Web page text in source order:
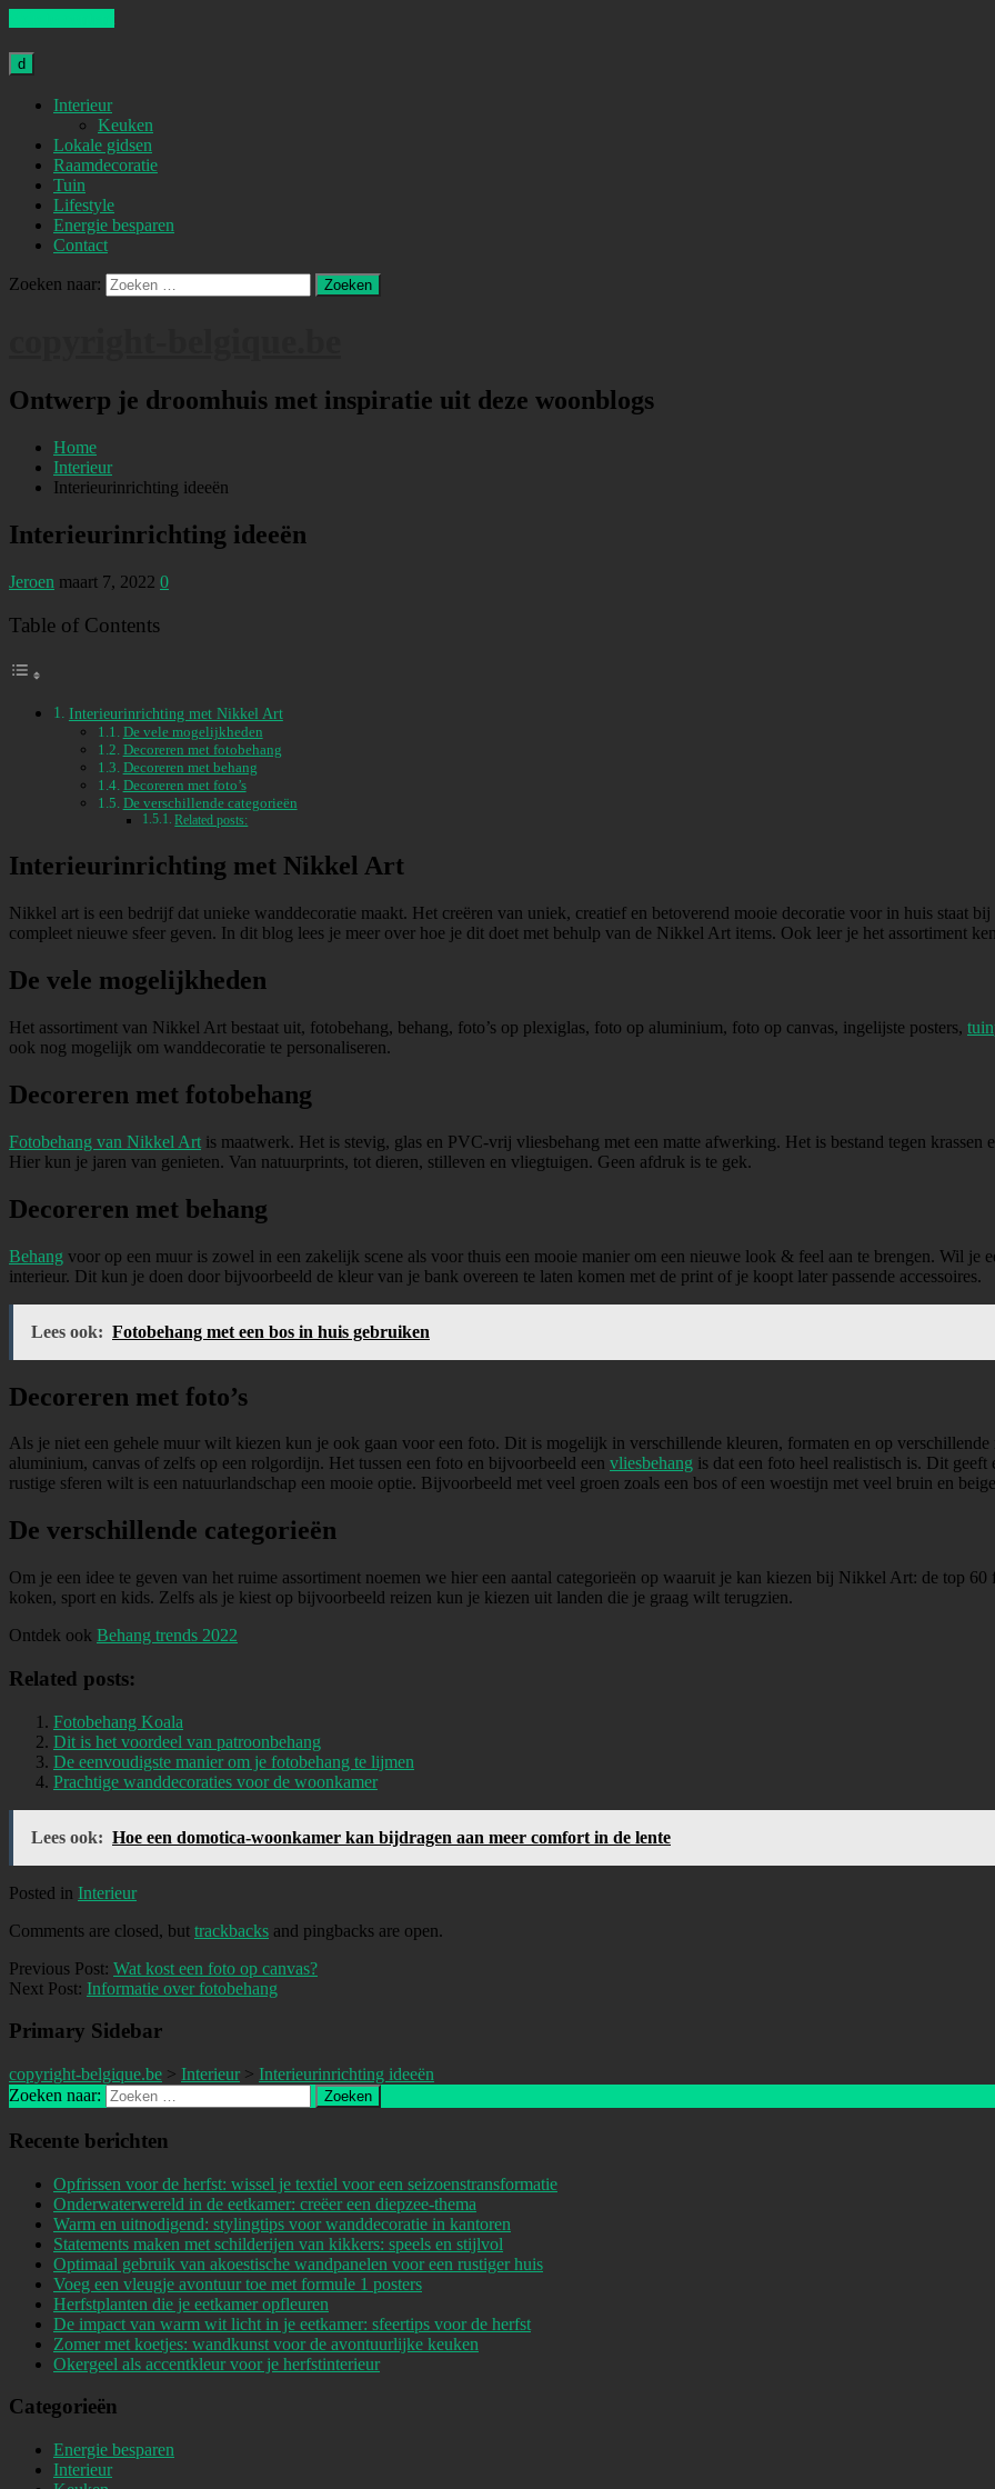
d
Interieur
Keuken
Lokale gidsen
Raamdecoratie
Tuin
Lifestyle
Energie besparen
Contact
Zoeken naar:
Ontwerp je droomhuis met inspiratie uit deze woonblogs
Home
Interieur
Interieurinrichting ideeën
Interieurinrichting ideeën
Jeroen maart 7, 2022 0
Table of Contents
Interieurinrichting met Nikkel Art
De vele mogelijkheden
Decoreren met fotobehang
Decoreren met behang
Decoreren met foto’s
De verschillende categorieën
Related posts:
Interieurinrichting met Nikkel Art
Nikkel art is een bedrijf dat unieke wanddecoratie maakt. Het creëren van uniek, creatief en betoverend mooie decoratie voor in huis staat
compleet nieuwe sfeer geven. In dit blog lees je meer over hoe je dit doet met behulp van de Nikkel Art items. Ook leer je het assortiment
De vele mogelijkheden
Het assortiment van Nikkel Art bestaat uit, fotobehang, behang, foto’s op plexiglas, foto op aluminium, foto op canvas, ingelijste posters,
ook nog mogelijk om wanddecoratie te personaliseren.
Decoreren met fotobehang
Fotobehang van Nikkel Art is maatwerk. Het is stevig, glas en PVC-vrij vliesbehang met een matte afwerking. Het is bestand tegen
Hier kun je jaren van genieten. Van natuurprints, tot dieren, stilleven en vliegtuigen. Geen afdruk is te gek.
Decoreren met behang
Behang voor op een muur is zowel in een zakelijk scene als voor thuis een mooie manier om een nieuwe look & feel aan te brengen. Wil je
interieur. Dit kun je doen door bijvoorbeeld de kleur van je bank overeen te laten komen met de print of je koopt later passende accessoires.
Lees ook: Fotobehang met een bos in huis gebruiken
Decoreren met foto’s
Als je niet een gehele muur wilt kiezen kun je ook gaan voor een foto. Dit is mogelijk in verschillende kleuren, formaten en op
aluminium, canvas of zelfs op een rolgordijn. Het tussen een foto en bijvoorbeeld een vliesbehang is dat een foto heel realistisch is. Dit
rustige sferen wilt is een natuurlandschap een mooie optie. Bijvoorbeeld met veel groen zoals een bos of een woestijn met veel bruin en
De verschillende categorieën
Om je een idee te geven van het ruime assortiment noemen we hier een aantal categorieën op waaruit je kan kiezen bij Nikkel Art: de top
koken, sport en kids. Zelfs als je kiest op bijvoorbeeld reizen kun je kiezen uit landen die je graag wilt terugzien.
Ontdek ook Behang trends 2022
Related posts:
Fotobehang Koala
Dit is het voordeel van patroonbehang
De eenvoudigste manier om je fotobehang te lijmen
Prachtige wanddecoraties voor de woonkamer
Lees ook: Hoe een domotica-woonkamer kan bijdragen aan meer comfort in de lente
Posted in Interieur
Comments are closed, but trackbacks and pingbacks are open.
Previous Post: Wat kost een foto op canvas?
Next Post: Informatie over fotobehang
Primary Sidebar
copyright-belgique.be > Interieur > Interieurinrichting ideeën
Zoeken naar:
Recente berichten
Opfrissen voor de herfst: wissel je textiel voor een seizoenstransformatie
Onderwaterwereld in de eetkamer: creëer een diepzee-thema
Warm en uitnodigend: stylingtips voor wanddecoratie in kantoren
Statements maken met schilderijen van kikkers: speels en stijlvol
Optimaal gebruik van akoestische wandpanelen voor een rustiger huis
Voeg een vleugje avontuur toe met formule 1 posters
Herfstplanten die je eetkamer opfleuren
De impact van warm wit licht in je eetkamer: sfeertips voor de herfst
Zomer met koetjes: wandkunst voor de avontuurlijke keuken
Okergeel als accentkleur voor je herfstinterieur
Categorieën
Energie besparen
Interieur